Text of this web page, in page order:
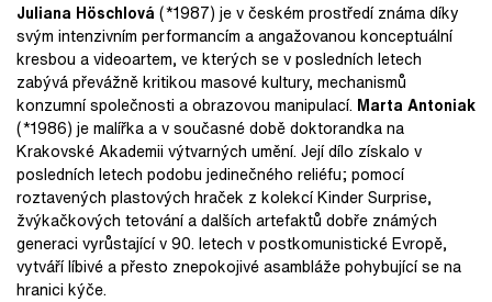
Juliana Höschlová (*1987) je v českém prostředí známa díky
svým intenzivním performancím a angažovanou konceptuální
kresbou a videoartem, ve kterých se v posledních letech
zabývá převážně kritikou masové kultury, mechanismů
konzumní společnosti a obrazovou manipulací. Marta Antoniak
(*1986) je malířka a v současné době doktorandka na
Krakovské Akademii výtvarných umění. Její dílo získalo v
posledních letech podobu jedinečného reliéfu; pomocí
roztavených plastových hraček z kolekcí Kinder Surprise,
žvýkačkových tetování a dalších artefaktů dobře známých
generaci vyrůstající v 90. letech v postkomunistické Evropě,
vytváří líbivé a přesto znepokojivé asambláže pohybující se na
hranici kýče.